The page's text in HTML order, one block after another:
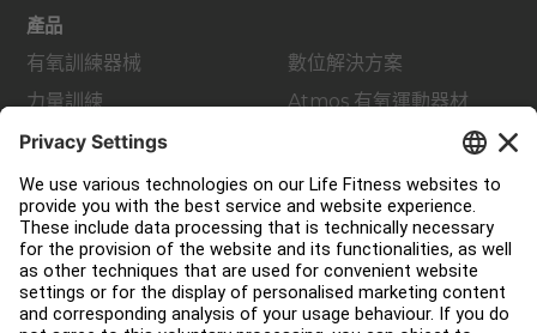
產品
有氧訓練器械
力量訓練
配件
數位解決方案
Atmos 有氧運動器材
支援
健身室佈局
服務中心
教育中心